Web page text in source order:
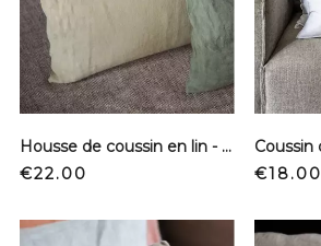
Housse de coussin en lin - Fenouil
Price
€22.00
Price
€18.00